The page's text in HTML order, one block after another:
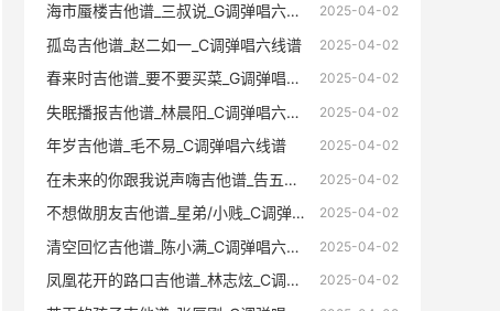
2025-04-02
海市蜃楼吉他谱_三叔说_G调弹唱六线谱
2025-04-02
孤岛吉他谱_赵二如一_C调弹唱六线谱
2025-04-02
春来时吉他谱_要不要买菜_G调弹唱六线谱
2025-04-02
失眠播报吉他谱_林晨阳_C调弹唱六线谱
2025-04-02
年岁吉他谱_毛不易_C调弹唱六线谱
2025-04-02
在未来的你跟我说声嗨吉他谱_告五人_C调弹唱六线谱
2025-04-02
不想做朋友吉他谱_星弟/小贱_C调弹唱六线谱
2025-04-02
清空回忆吉他谱_陈小满_C调弹唱六线谱
2025-04-02
凤凰花开的路口吉他谱_林志炫_C调弹唱六线谱